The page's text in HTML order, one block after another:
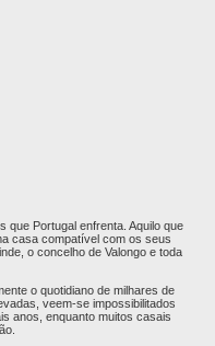
que Portugal enfrenta. Aquilo que
casa compatível com os seus
o concelho de Valongo e toda
o quotidiano de milhares de
veem-se impossibilitados
anos, enquanto muitos casais